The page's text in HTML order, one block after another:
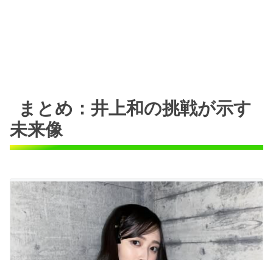
まとめ：井上和の挑戦が示す
未来像